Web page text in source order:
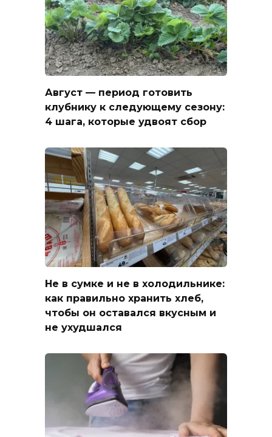
Август — период готовить
клубнику к следующему сезону:
4 шага, которые удвоят сбор
Не в сумке и не в холодильнике:
как правильно хранить хлеб,
чтобы он оставался вкусным и
не ухудшался